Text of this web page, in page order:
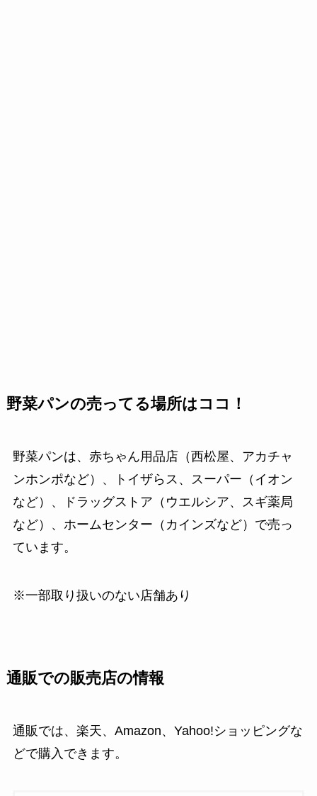
野菜パンの売ってる場所はココ！
野菜パンは、赤ちゃん用品店（西松屋、アカチャ
ンホンポなど）、トイザらス、スーパー（イオン
など）、ドラッグストア（ウエルシア、スギ薬局
など）、ホームセンター（カインズなど）で売っ
ています。
※一部取り扱いのない店舗あり
通販での販売店の情報
通販では、楽天、Amazon、Yahoo!ショッピングな
どで購入できます。